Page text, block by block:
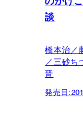
談
橋本治／
／三砂ち
晋
発売日: